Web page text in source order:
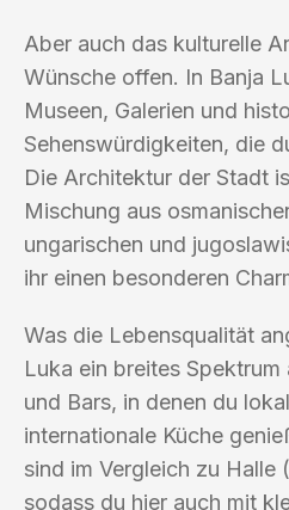
Aber auch das kulturelle
Wünsche offen. In Banja
Museen, Galerien und
Sehenswürdigkeiten, die
Die Architektur der Stadt
Mischung aus
ungarischen und
ihr einen besonderen
Was die Lebensqualität
Luka ein breites
und Bars, in denen du
internationale Küche
sind im Vergleich zu Halle
sodass du hier auch mit